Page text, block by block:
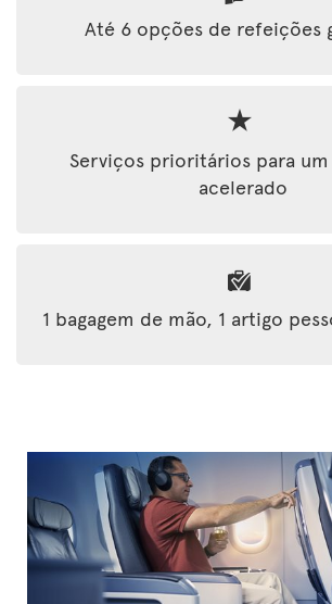
Até 6 opções de refeições
Serviços prioritários para
acelerado
1 bagagem de mão, 1 artigo